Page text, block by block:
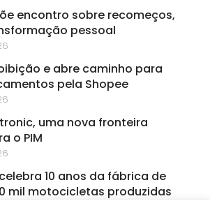
encontro sobre recomeços,
pessoal
e abre caminho para
pela Shopee
uma nova fronteira
o PIM
10 anos da fábrica de
mil motocicletas produzidas